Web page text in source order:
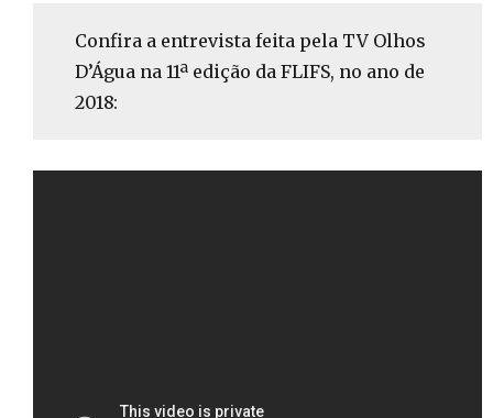
Confira a entrevista feita pela TV Olhos
D’Água na 11ª edição da FLIFS, no ano de
2018: